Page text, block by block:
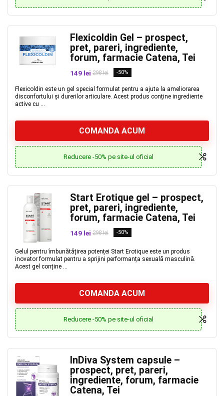
Flexicoldin Gel – prospect,
pret, pareri, ingrediente,
forum, farmacie Catena, Tei
149 lei 298 lei -50%
Flexicoldin este un gel special formulat pentru a ajuta la ameliorarea
disconfortului și durerilor articulare. Acest produs conține ingrediente
active cu ...
COMANDA ACUM
Reducere -50% pe site-ul oficial
Start Erotique gel – prospect,
pret, pareri, ingrediente,
forum, farmacie Catena, Tei
149 lei 298 lei -50%
Gelul pentru îmbunătățirea potenței Start Erotique este un produs
inovator formulat pentru a sprijini performanța sexuală masculină.
Acest gel conține ...
COMANDA ACUM
Reducere -50% pe site-ul oficial
InDiva System capsule –
prospect, pret, pareri,
ingrediente, forum, farmacie
Catena, Tei